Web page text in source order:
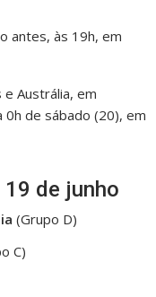
antes, às 19h, em
Austrália, em
0h de sábado (20), em
de junho
(Grupo D)
C)